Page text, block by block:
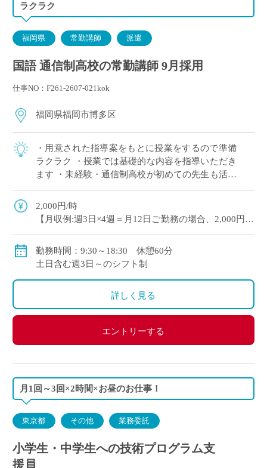
ラクラク
福岡県 常勤講師 派遣
国語 通信制高校の常勤講師 9月採用
仕事NO：F261-2607-021kok
福岡県福岡市博多区
・用意された指導案をもとに授業をするので準備
ラクラク ・授業では基礎的な内容を指導いただき
ます ・未経験・通信制高校が初めての先生も活躍
できる現場です ・ICT設備が整っており、事務負
担を軽減できます ・生徒さんに丁寧に […]
2,000円/時
【月収例:週3日×4週＝月12日ご勤務の場合、2,000円×8
時間×12日＝192,000円】
【月収例:週5日×4週＝月20日ご勤務の場合、2,000円×8
時間×20日＝320,000円】
別途交通費・残業代支給
勤務時間：9:30～18:30 休憩60分
土日含む週3日～のシフト制
詳しく見る
エントリーする
月1回～3回×2時間×お昼のお仕事！
東京都 その他 業務委託
小学生・中学生への技術プログラム支
援員